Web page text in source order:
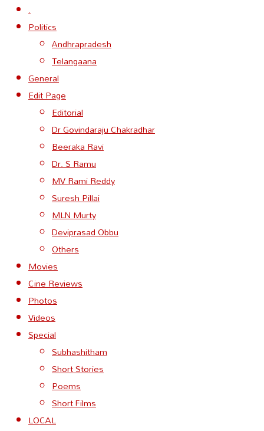
.
Politics
Andhrapradesh
Telangaana
General
Edit Page
Editorial
Dr Govindaraju Chakradhar
Beeraka Ravi
Dr. S Ramu
MV Rami Reddy
Suresh Pillai
MLN Murty
Deviprasad Obbu
Others
Movies
Cine Reviews
Photos
Videos
Special
Subhashitham
Short Stories
Poems
Short Films
LOCAL